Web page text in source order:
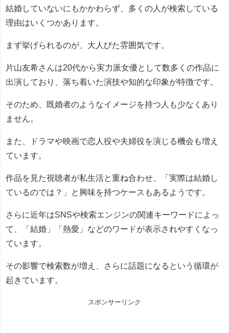
結婚していないにもかかわらず、多くの人が検索している
理由はいくつかあります。
まず挙げられるのが、大人びた雰囲気です。
片山友希さんは20代から実力派女優として数多くの作品に
出演しており、落ち着いた演技や知的な印象が特徴です。
そのため、既婚者のようなイメージを持つ人も少なくあり
ません。
また、ドラマや映画で恋人役や夫婦役を演じる機会も増え
ています。
作品を見た視聴者が私生活と重ね合わせ、「実際は結婚し
ているのでは？」と興味を持つケースもあるようです。
さらに近年はSNSや検索エンジンの関連キーワードによっ
て、「結婚」「熱愛」などのワードが表示されやすくなっ
ています。
その影響で検索数が増え、さらに話題になるという循環が
起きています。
スポンサーリンク